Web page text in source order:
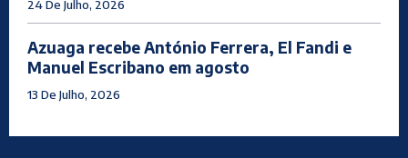
24 De Julho, 2026
Azuaga recebe António Ferrera, El Fandi e
Manuel Escribano em agosto
13 De Julho, 2026